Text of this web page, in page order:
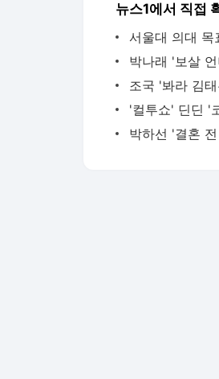
뉴스1에서 직접